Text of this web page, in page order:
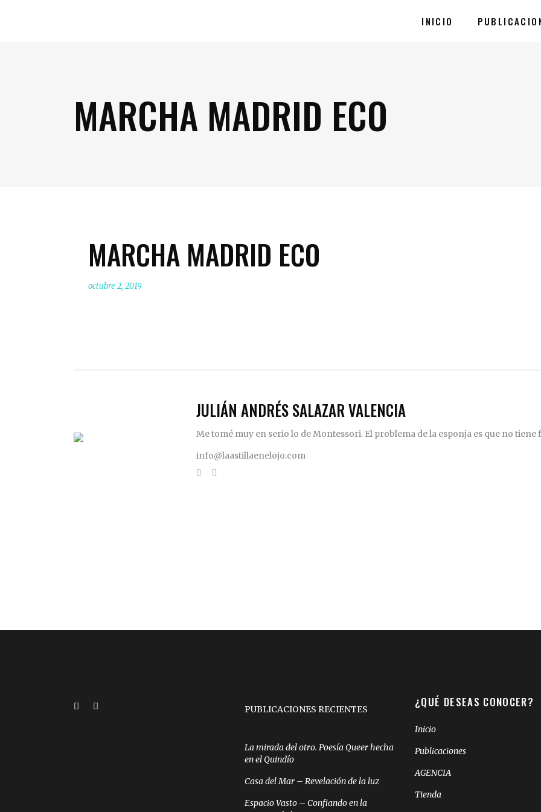
INICIO
MARCHA MADRID ECO
MARCHA MADRID ECO
octubre 2, 2019
JULIÁN ANDRÉS SALAZAR VALENCIA
Me tomé muy en serio lo de Montessori. El problema de la esponja es que no tiene
info@laastillaenelojo.com
PUBLICACIONES RECIENTES
La mirada del otro. Poesía Queer hecha
en el Quindío
Casa del Mar – Revelación de la luz
Espacio Vasto – Confiando en la
¿QUÉ DESEAS CONOCER?
Inicio
Publicaciones
AGENCIA
Tienda